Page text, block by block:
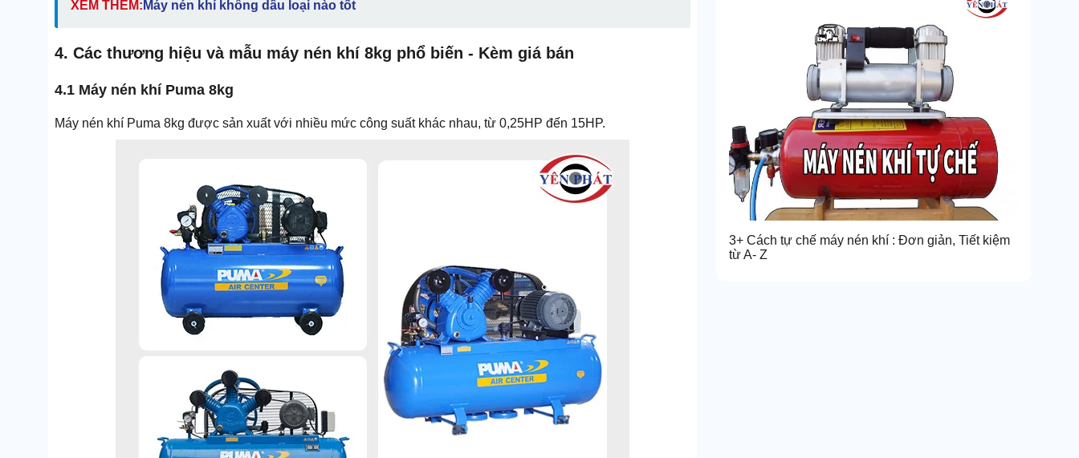
XEM THÊM: Máy nén khí không dầu loại nào tốt
4. Các thương hiệu và mẫu máy nén khí 8kg phổ biến - Kèm giá bán
4.1 Máy nén khí Puma 8kg
Máy nén khí Puma 8kg được sản xuất với nhiều mức công suất khác nhau, từ 0,25HP đến 15HP.
3+ Cách tự chế máy nén khí : Đơn giản, Tiết kiệm
từ A- Z